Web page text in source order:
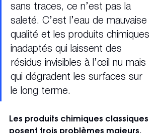
sans traces, ce n’est pas la
saleté. C’est l’eau de mauvaise
qualité et les produits chimiques
inadaptés qui laissent des
résidus invisibles à l’œil nu mais
qui dégradent les surfaces sur
le long terme.
Les produits chimiques classiques